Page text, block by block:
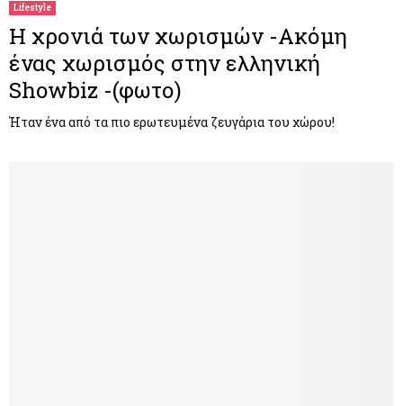
Lifestyle
Η χρονιά των χωρισμών -Ακόμη
ένας χωρισμός στην ελληνική
Showbiz -(φωτο)
Ήταν ένα από τα πιο ερωτευμένα ζευγάρια του χώρου!